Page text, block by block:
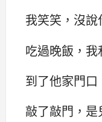
我笑笑，沒說
吃過晚飯，我
到了他家門口
敲了敲門，是